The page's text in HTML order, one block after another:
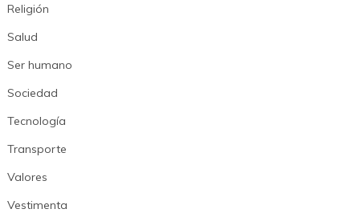
Religión
Salud
Ser humano
Sociedad
Tecnología
Transporte
Valores
Vestimenta